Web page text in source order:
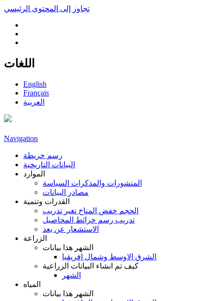
تجاوز إلى المحتوى الرئيسي
اللغات
English
Français
العربية
Navigation
رسم خريطة
البيانات التاريخية
الموارد
المنشورات والمذكرات السياسة
مصادر البيانات
القدرات وتنمية
الحجم خفض المناخ تغير تدريب
تدريب رسم خرائط المحاصيل
الاستشعار عن بعد
الزراعة
الشهر هذا بيانات
الشرق الاوسط وشمال إفريقيا
كيف تم انشاء البيانات الزراعية
الشهر
المياه
الشهر هذا بيانات